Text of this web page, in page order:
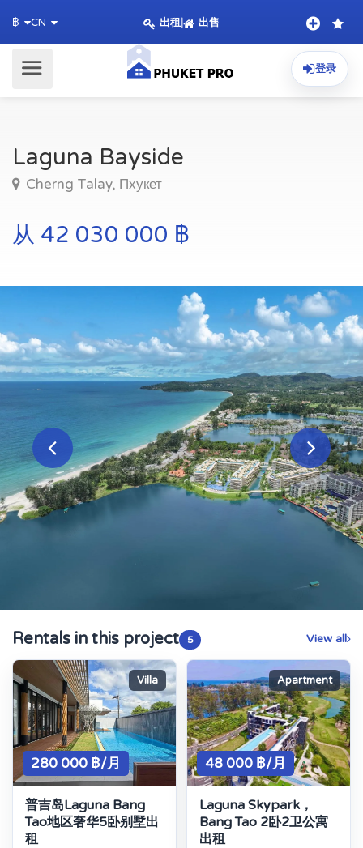
฿ CN 出租| 出售
登录
Laguna Bayside
Cherng Talay, Пхукет
从 42 030 000 ฿
Rentals in this project 5 View all
Villa
280 000 ฿/月
普吉岛Laguna Bang
Tao地区奢华5卧别墅出
租
Apartment
48 000 ฿/月
Laguna Skypark，
Bang Tao 2卧2卫公寓
出租